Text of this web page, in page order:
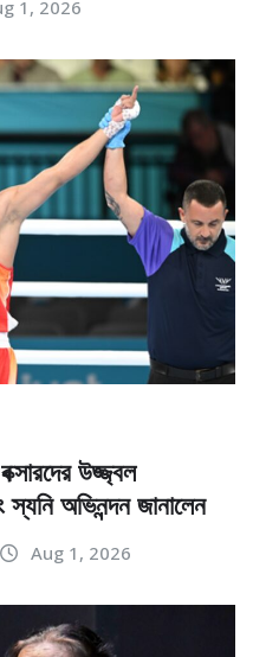
1, 2026
উজ্জ্বল
স্যনি অভিনন্দন জানালেন
Aug 1, 2026